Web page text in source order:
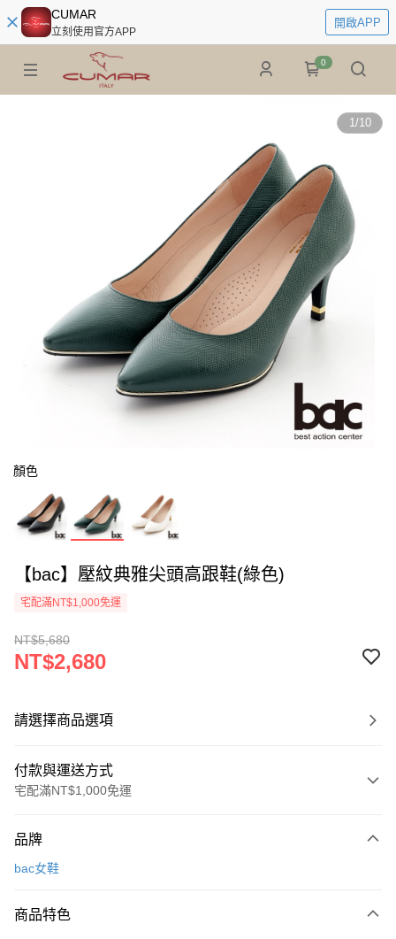
CUMAR
立刻使用官方APP
開啟APP
0
1/10
顏色
【bac】壓紋典雅尖頭高跟鞋(綠色)
宅配滿NT$1,000免運
NT$5,680
NT$2,680
請選擇商品選項
付款與運送方式
宅配滿NT$1,000免運
信用卡一次付款
Apple Pay
品牌
bac女鞋
商品特色